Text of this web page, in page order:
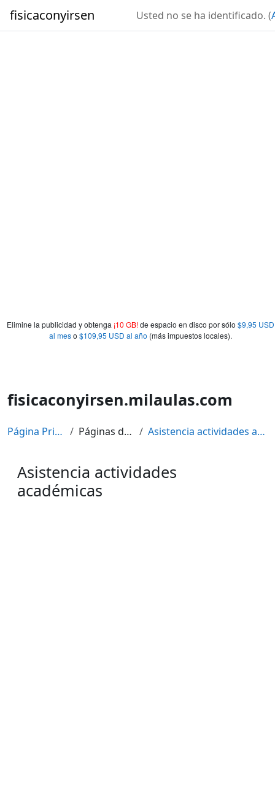
Elimine la publicidad y obtenga ¡10 GB!de espacio en disco por sólo $9,95 USD
al meso $109,95 USD al año (más impuestos locales).
fisicaconyirsen Usted no se ha identificado. (
fisicaconyirsen.milaulas.com
Página Principal Páginas del sitio Asistencia actividades académicas
Asistencia actividades
académicas